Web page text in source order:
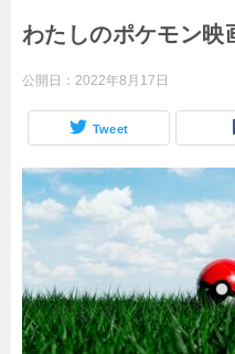
わたしのポケモン映
公開日： 2022年8月17日
Tweet